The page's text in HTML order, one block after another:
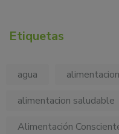
Etiquetas
agua
alimentacion saludable
Alimentación